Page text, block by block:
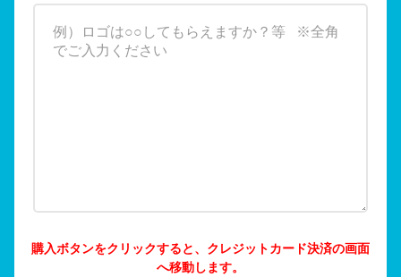
購入ボタンをクリックすると、クレジットカード決済の画面
へ移動します。